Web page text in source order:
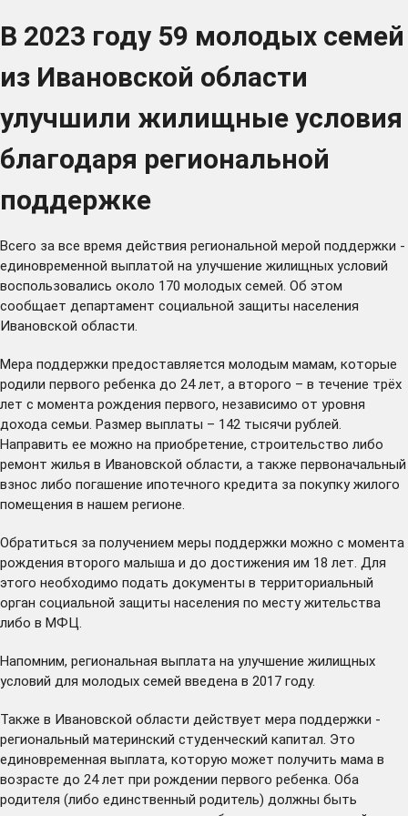
В 2023 году 59 молодых семей
из Ивановской области
улучшили жилищные условия
благодаря региональной
поддержке
Всего за все время действия региональной мерой поддержки -
единовременной выплатой на улучшение жилищных условий
воспользовались около 170 молодых семей. Об этом
сообщает департамент социальной защиты населения
Ивановской области.
Мера поддержки предоставляется молодым мамам, которые
родили первого ребенка до 24 лет, а второго – в течение трёх
лет с момента рождения первого, независимо от уровня
дохода семьи. Размер выплаты – 142 тысячи рублей.
Направить ее можно на приобретение, строительство либо
ремонт жилья в Ивановской области, а также первоначальный
взнос либо погашение ипотечного кредита за покупку жилого
помещения в нашем регионе.
Обратиться за получением меры поддержки можно с момента
рождения второго малыша и до достижения им 18 лет. Для
этого необходимо подать документы в территориальный
орган социальной защиты населения по месту жительства
либо в МФЦ.
Напомним, региональная выплата на улучшение жилищных
условий для молодых семей введена в 2017 году.
Также в Ивановской области действует мера поддержки -
региональный материнский студенческий капитал. Это
единовременная выплата, которую может получить мама в
возрасте до 24 лет при рождении первого ребенка. Оба
родителя (либо единственный родитель) должны быть